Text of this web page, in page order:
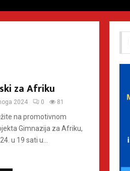
za Afriku
2024 0 81
na promotivnom
Gimnazija za Afriku,
u 19 sati u...